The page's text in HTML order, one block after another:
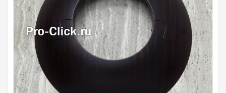
Алюминиевые профили
Крепёж и крепления
Садовая мебель
Оплата